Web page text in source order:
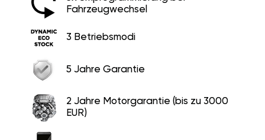
Fahrzeugwechsel
3 Betriebsmodi
5 Jahre Garantie
2 Jahre Motorgarantie (bis zu 3000
EUR)